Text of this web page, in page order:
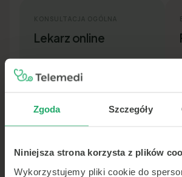
Zgoda Szczegóły
Niniejsza strona korzysta z plików
Wykorzystujemy pliki cookie do
Lekarz online
Lekarz pierwszego kontaktu w 15
minut — wideo, telefon lub czat.